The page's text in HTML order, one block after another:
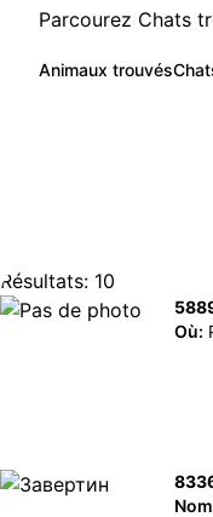
Parcourez Chats
Animaux trouvés
Résultats: 10
Où: